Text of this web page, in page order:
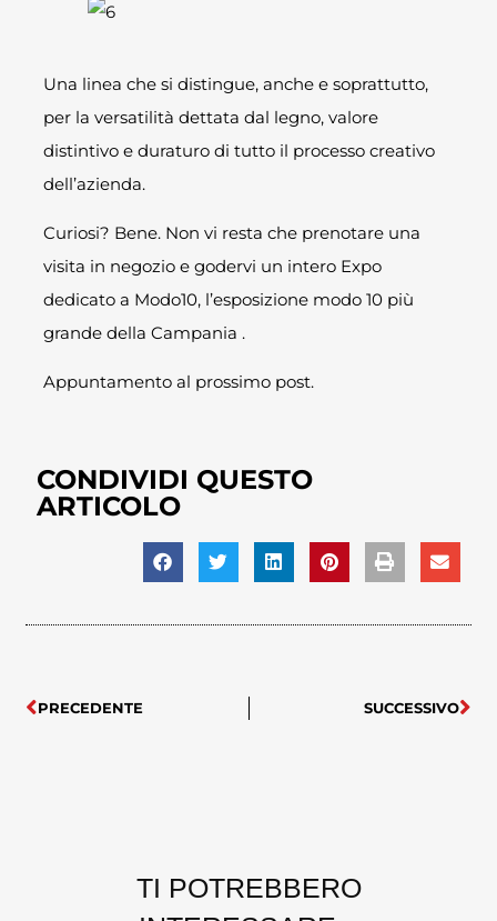
Una linea che si distingue, anche e soprattutto,
per la versatilità dettata dal legno, valore
distintivo e duraturo di tutto il processo creativo
dell’azienda.
Curiosi? Bene. Non vi resta che prenotare una
visita in negozio e godervi un intero Expo
dedicato a Modo10, l’esposizione modo 10 più
grande della Campania .
Appuntamento al prossimo post.
CONDIVIDI QUESTO
ARTICOLO
PRECEDENTE SUCCESSIVO
TI POTREBBERO